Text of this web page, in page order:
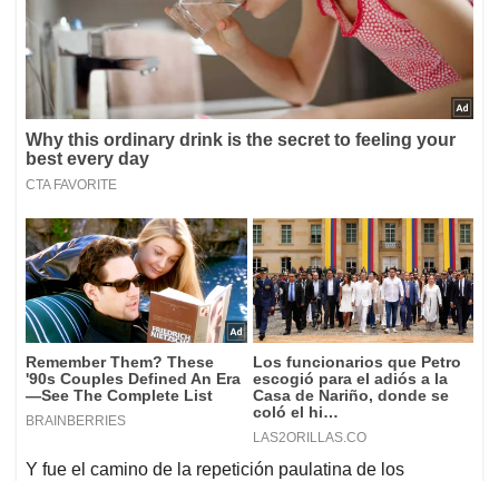
Y fue el camino de la repetición paulatina de los